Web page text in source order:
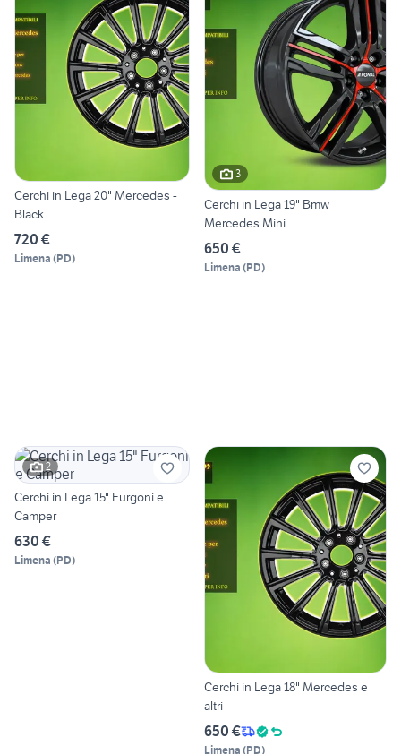
Cerchi in Lega 20" Mercedes -
Black
720 €
Limena (PD)
3
Cerchi in Lega 19" Bmw
Mercedes Mini
650 €
Limena (PD)
2
Cerchi in Lega 15" Furgoni e
Camper
630 €
Limena (PD)
Cerchi in Lega 18" Mercedes e
altri
650 €
Limena (PD)